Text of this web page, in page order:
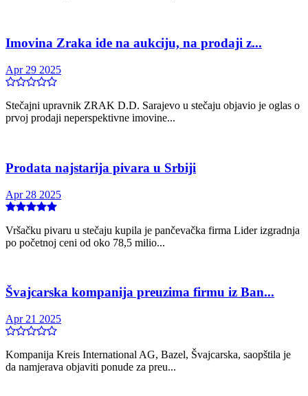
Imovina Zraka ide na aukciju, na prodaji z...
Apr 29 2025
Stečajni upravnik ZRAK D.D. Sarajevo u stečaju objavio je oglas o
prvoj prodaji neperspektivne imovine...
Prodata najstarija pivara u Srbiji
Apr 28 2025
Vršačku pivaru u stečaju kupila je pančevačka firma Lider izgradnja
po početnoj ceni od oko 78,5 milio...
Švajcarska kompanija preuzima firmu iz Ban...
Apr 21 2025
Kompanija Kreis International AG, Bazel, Švajcarska, saopštila je
da namjerava objaviti ponude za preu...